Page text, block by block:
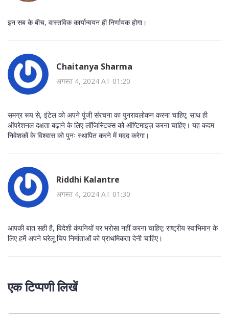
इन सब के बीच, वास्तविक कार्यान्वयन ही निर्णायक होगा।
Chaitanya Sharma
अगस्त 4, 2024 AT 01:20
समग्र रूप से, इंटेल को अपने पूंजी संरचना का पुनरावलोकन करना चाहिए; साथ ही
ऑपरेशनल दक्षता बढ़ाने के लिए लॉजिस्टिक्स को ऑप्टिमाइज़ करना चाहिए। यह कदम
निवेशकों के विश्वास को पुनः स्थापित करने में मदद करेगा।
Riddhi Kalantre
अगस्त 4, 2024 AT 01:30
आपकी बात सही है, विदेशी कंपनियों पर भरोसा नहीं करना चाहिए; राष्ट्रीय स्वाभिमान के
लिए हमें अपने घरेलू चिप निर्माताओं को प्राथमिकता देनी चाहिए।
एक टिप्पणी लिखें